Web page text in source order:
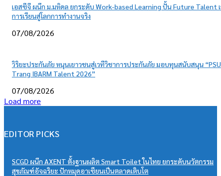
เอสซีจี ผนึก ม.มหิดล ยกระดับ Work-based Learning ปั้น Future Talent
การเรียนสู่โลกการทำงานจริง
07/08/2026
วิริยะประกันภัย หนุนเยาวชนสู่เวทีวิชาการประกันภัย มอบทุนสนับสนุน “PSU
Trang IBARM Talent 2026”
07/08/2026
Load more
EDITOR PICKS
SCGD ผนึก AXENT ตั้งฐานผลิต Smart Toilet ในไทย ยกระดับนวัตกรรม
สุขภัณฑ์อัจฉริยะ ปักหมุดอาเซียนเป็นตลาดเติบโต